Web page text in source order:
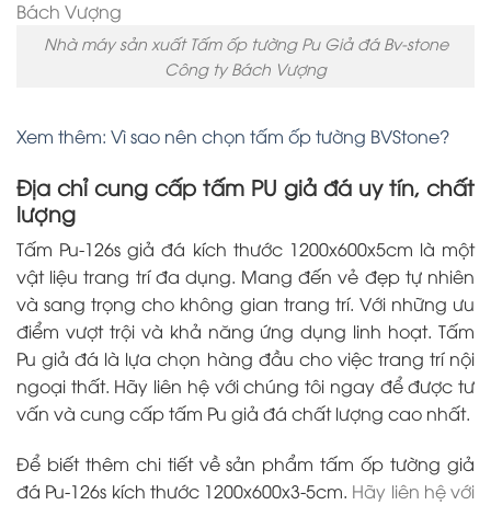
Nhà máy sản xuất Tấm ốp tường Pu Giả đá Bv-stone
Công ty Bách Vượng
Xem thêm: Vì sao nên chọn tấm ốp tường BVStone?
Địa chỉ cung cấp tấm PU giả đá uy tín, chất
lượng
Tấm Pu-126s giả đá kích thước 1200x600x5cm là một
vật liệu trang trí đa dụng. Mang đến vẻ đẹp tự nhiên
và sang trọng cho không gian trang trí. Với những ưu
điểm vượt trội và khả năng ứng dụng linh hoạt. Tấm
Pu giả đá là lựa chọn hàng đầu cho việc trang trí nội
ngoại thất. Hãy liên hệ với chúng tôi ngay để được tư
vấn và cung cấp tấm Pu giả đá chất lượng cao nhất.
Để biết thêm chi tiết về sản phẩm tấm ốp tường giả
đá Pu-126s kích thước 1200x600x3-5cm. Hãy liên hệ với